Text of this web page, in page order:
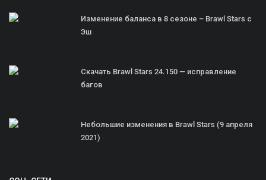
Изменение баланса в 8 сезоне – Brawl Stars с
Эш
Скачать Brawl Stars 24.150 — исправление
багов
Небольшие изменения в Brawl Stars (9 апреля
2021)